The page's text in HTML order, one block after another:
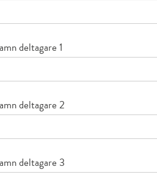
deltagare 1
deltagare 2
deltagare 3